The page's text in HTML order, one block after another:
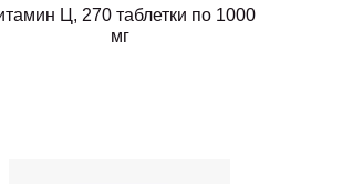
Ц, 270 таблетки по 1000
мг